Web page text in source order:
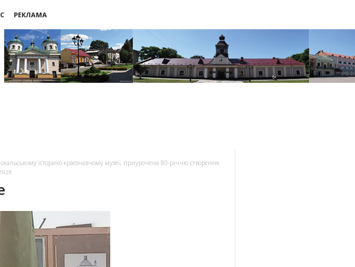
РЕКЛАМА
історико-краєзнавчому музеї, приурочена 80-річчю створення